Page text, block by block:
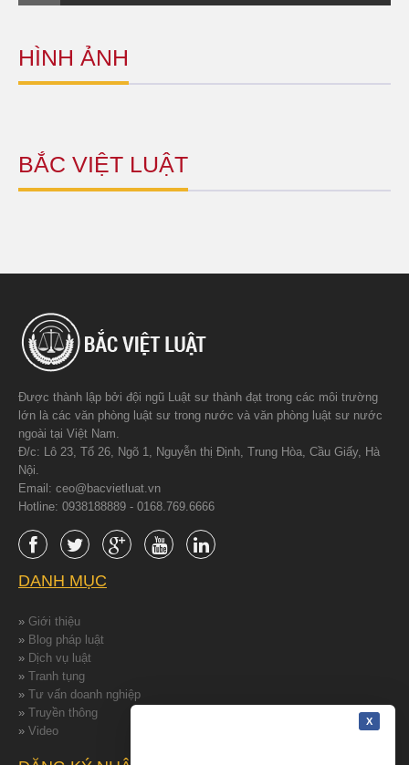
HÌNH ẢNH
BẮC VIỆT LUẬT
Được thành lập bởi đội ngũ Luật sư thành đạt trong các môi trường
lớn là các văn phòng luật sư trong nước và văn phòng luật sư nước
ngoài tại Việt Nam.
Đ/c: Lô 23, Tổ 26, Ngõ 1, Nguyễn thị Định, Trung Hòa, Cầu Giấy, Hà
Nội.
Email: ceo@bacvietluat.vn
Hotline: 0938188889 - 0168.769.6666
DANH MỤC
» Giới thiệu
» Blog pháp luật
» Dịch vụ luật
» Tranh tụng
» Tư vấn doanh nghiệp
» Truyền thông
» Video